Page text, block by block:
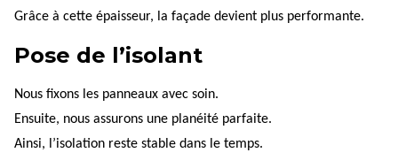
Grâce à cette épaisseur, la façade devient plus performante.
Pose de l’isolant
Nous fixons les panneaux avec soin.
Ensuite, nous assurons une planéité parfaite.
Ainsi, l’isolation reste stable dans le temps.